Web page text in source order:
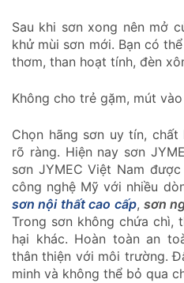
Sau khi sơn xong nên mở
khử mùi sơn mới. Bạn có
thơm, than hoạt tính, đèn
Không cho trẻ gặm, mút
Chọn hãng sơn uy tín,
rõ ràng. Hiện nay sơn
sơn JYMEC Việt Nam
công nghệ Mỹ với nhiều
sơn nội thất cao cấp,sơn
Trong sơn không chứa chì,
hại khác. Hoàn toàn an
thân thiện với môi trường.
minh và không thể bỏ qua